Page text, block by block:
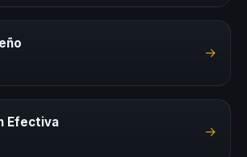
→
Efectiva
→